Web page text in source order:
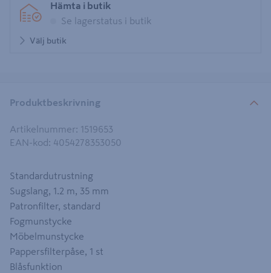
Hämta i butik
Se lagerstatus i butik
Välj butik
Produktbeskrivning
Artikelnummer: 1519653
EAN-kod : 4054278353050
Standardutrustning
Sugslang, 1.2 m, 35 mm
Patronfilter, standard
Fogmunstycke
Möbelmunstycke
Pappersfilterpåse, 1 st
Blåsfunktion